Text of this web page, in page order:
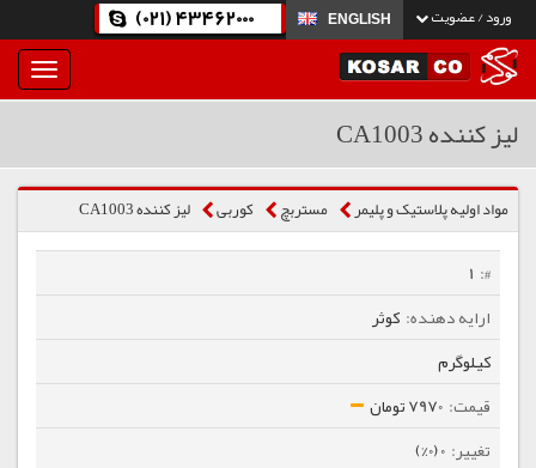
ورود / عضویت ENGLISH
(021) 43462000
بار
و
لیز کننده CA1003
مواد اولیه پلاستیک و پلیمر مستربچ كوربی لیز کننده CA1003
1
کوثر
کیلوگرم
7970 تومان
0 (0%)